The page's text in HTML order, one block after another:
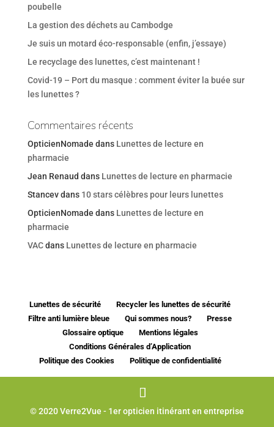
poubelle
La gestion des déchets au Cambodge
Je suis un motard éco-responsable (enfin, j’essaye)
Le recyclage des lunettes, c’est maintenant !
Covid-19 – Port du masque : comment éviter la buée sur
les lunettes ?
Commentaires récents
OpticienNomade dans Lunettes de lecture en
pharmacie
Jean Renaud dans Lunettes de lecture en pharmacie
Stancevdans 10 stars célèbres pour leurs lunettes
OpticienNomade dans Lunettes de lecture en
pharmacie
VACdans Lunettes de lecture en pharmacie
Lunettes de sécurité
Recycler les lunettes de sécurité
Filtre anti lumière bleue
Qui sommes nous?
Presse
Glossaire optique
Mentions légales
Conditions Générales d’Application
Politique des Cookies
Politique de confidentialité
© 2020 Verre2Vue - 1er opticien itinérant en entreprise